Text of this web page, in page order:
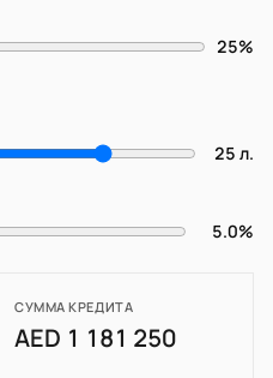
25%
25 л.
5.0%
СУММА КРЕДИТА
AED 1 181 250